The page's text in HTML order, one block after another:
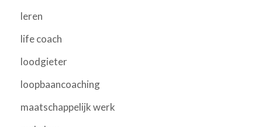
leren
life coach
loodgieter
loopbaancoaching
maatschappelijk werk